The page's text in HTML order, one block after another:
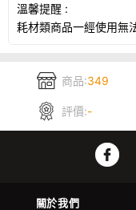
溫馨提醒 :
耗材類商品一經使用無
商品:349
評價:-
關於我們